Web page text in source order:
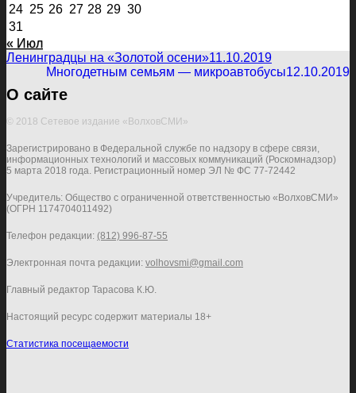
24 25 26 27 28 29 30
31
« Июл
Ленинградцы на «Золотой осени»11.10.2019
Многодетным семьям — микроавтобусы12.10.2019
О сайте
© 2018 Сетевое издание «ВолховСМИ»
Зарегистрировано в Федеральной службе по надзору в сфере связи,
информационных технологий и массовых коммуникаций (Роскомнадзор)
5 марта 2018 года. Регистрационный номер ЭЛ № ФС 77-72442
Учредитель: Общество с ограниченной ответственностью «ВолховСМИ»
(ОГРН 1174704011492)
Телефон редакции: (812) 996-87-55
Электронная почта редакции: volhovsmi@gmail.com
Главный редактор Тарасова К.Ю.
Настоящий ресурс содержит материалы 18+
Статистика посещаемости